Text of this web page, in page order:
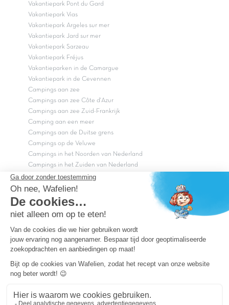
Vakantiepark Pont du Gard
Vakantiepark Vias
Vakantiepark Argeles sur mer
Vakantiepark Jard sur mer
Vakantiepark Sarzeau
Vakantiepark Fréjus
Vakantieparken in de Camargue
Vakantiepark in de Cevennen
Campings aan zee
Campings aan zee Côte d'Azur
Campings aan zee Zuid-Frankrijk
Camping aan een meer
Campings aan de Duitse grens
Campings op de Veluwe
Campings in het Noorden van Nederland
Campings in het Zuiden van Nederland
Copyright Capfun 2026 ©
Bij Capfun solliciteren
Veelgestelde vragen
Dutchbox Vakantiepark
Superdeals
Capfun in de media
Carabouille.nl
Wettelijke bepalingen
Algemene reisvoorwaarden
Persvragen? mail persvragen@capfun.com